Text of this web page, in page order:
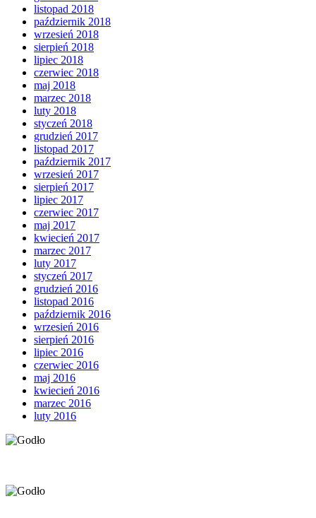
listopad 2018
październik 2018
wrzesień 2018
sierpień 2018
lipiec 2018
czerwiec 2018
maj 2018
marzec 2018
luty 2018
styczeń 2018
grudzień 2017
listopad 2017
październik 2017
wrzesień 2017
sierpień 2017
lipiec 2017
czerwiec 2017
maj 2017
kwiecień 2017
marzec 2017
luty 2017
styczeń 2017
grudzień 2016
listopad 2016
październik 2016
wrzesień 2016
sierpień 2016
lipiec 2016
czerwiec 2016
maj 2016
kwiecień 2016
marzec 2016
luty 2016